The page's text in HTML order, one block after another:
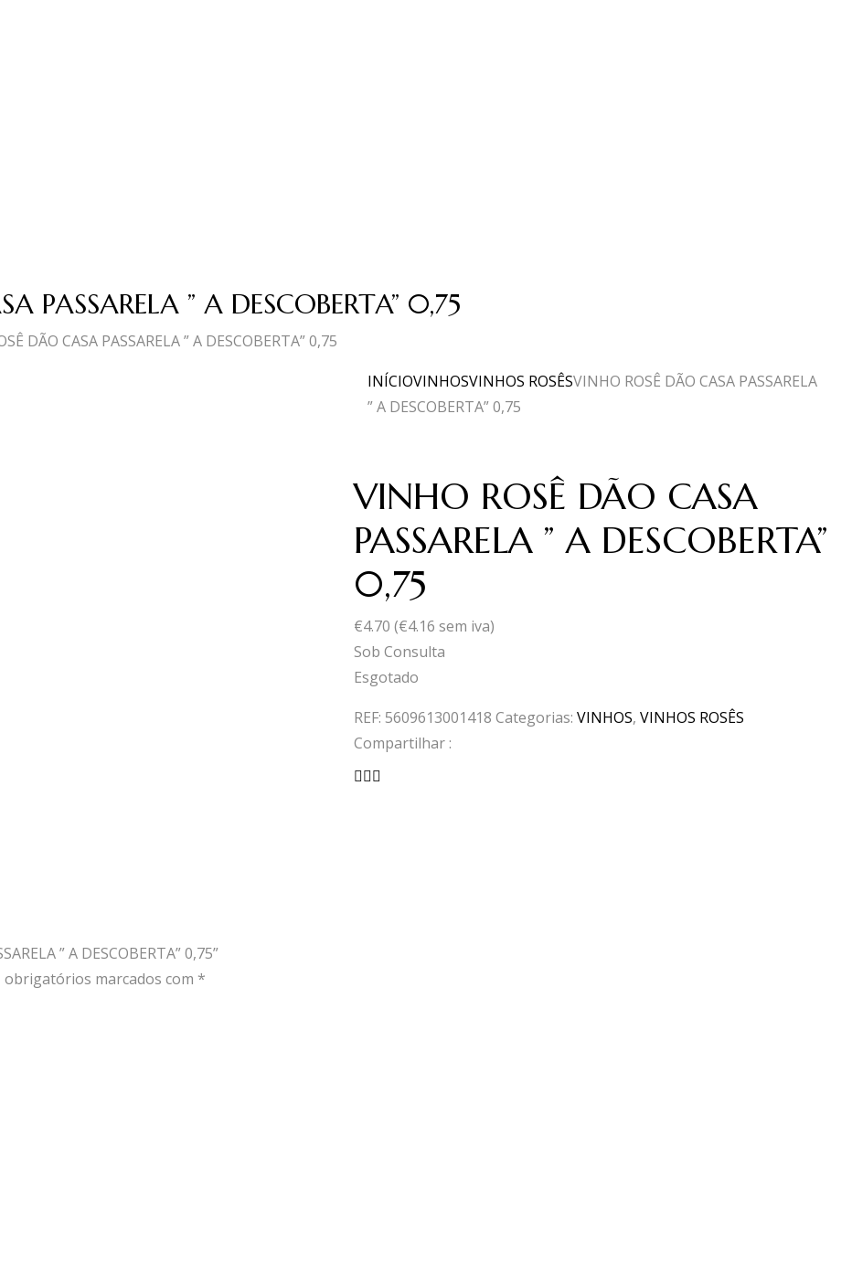
PASSARELA ” A DESCOBERTA” 0,75
DÃO CASA PASSARELA ” A DESCOBERTA” 0,75
INÍCIOVINHOSVINHOS ROSÊSVINHO ROSÊ DÃO CASA PASSARELA
” A DESCOBERTA” 0,75
VINHO ROSÊ DÃO CASA
PASSARELA ” A DESCOBERTA”
0,75
€4.70 (€4.16 sem iva)
Sob Consulta
Esgotado
REF: 5609613001418 Categorias: VINHOS, VINHOS ROSÊS
Compartilhar :
” A DESCOBERTA” 0,75”
obrigatórios marcados com *